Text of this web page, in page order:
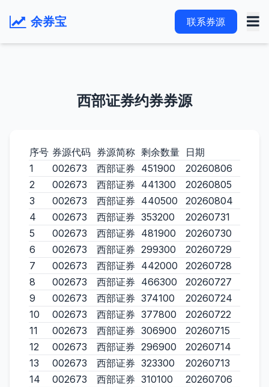
余券宝 联系券源
西部证券约券券源
序号 券源代码 券源简称 剩余数量 日期
1
002673 西部证券 451900
20260806
2
002673 西部证券 441300
20260805
3
002673 西部证券 440500
20260804
4
002673 西部证券 353200
20260731
5
002673 西部证券 481900
20260730
6
002673 西部证券 299300
20260729
7
002673 西部证券 442000
20260728
8
002673 西部证券 466300
20260727
9
002673 西部证券 374100
20260724
10
002673 西部证券 377800
20260722
11
002673 西部证券 306900
20260715
12
002673 西部证券 296900
20260714
13
002673 西部证券 323300
20260713
14
002673 西部证券 310100
20260706